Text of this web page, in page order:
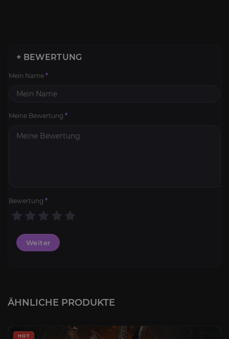
+ BEWERTUNG
Mein Name *
Meine Bewertung *
Bewertung *
Weiter
ÄHNLICHE PRODUKTE
HOT